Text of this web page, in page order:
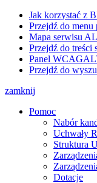
Jak korzystać z
Przejdź do
Mapa serwisu
Przejdź do treści
Panel WCAG
Przejdź do
zamknij
Pomoc
Nabór
Uchwały
Struktura
Dotacje